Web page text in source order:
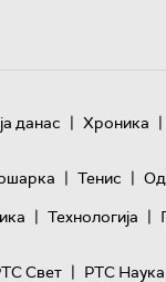
данас | Хроника |
| Тенис |
| Технологијa |
Свет | РТС Наука